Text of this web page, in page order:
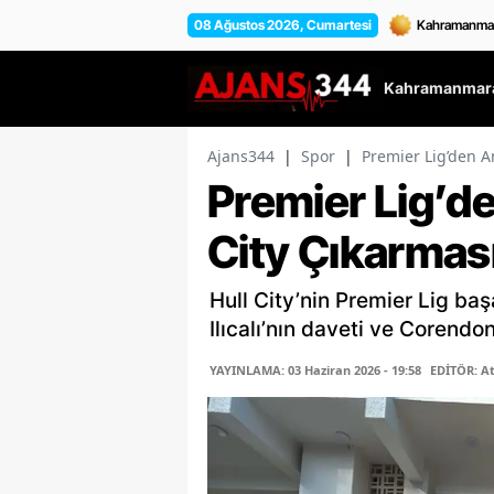
08 Ağustos 2026, Cumartesi
Ajans344 | Spor | Premier Lig’den
Premier
City
Hull City’nin Premier Lig
Ilıcalı’nın daveti ve
YAYINLAMA: 03 Haziran 2026 - 19:58 EDİTÖR: